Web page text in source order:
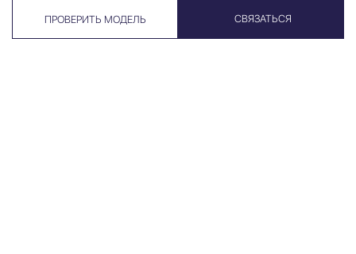
ПРОВЕРИТЬ МОДЕЛЬ СВЯЗАТЬСЯ